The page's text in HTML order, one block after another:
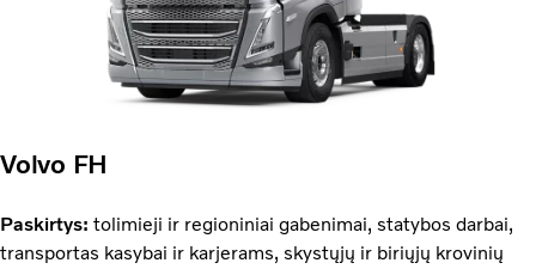
Volvo FH
Paskirtys: tolimieji ir regioniniai gabenimai, statybos darbai,
transportas kasybai ir karjerams, skystųjų ir biriųjų krovinių